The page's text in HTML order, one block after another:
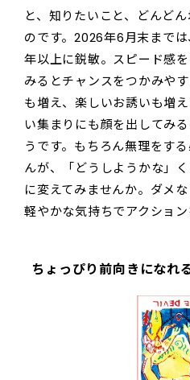
と、知りたいこと、どんど
のです。2026年6月末まで
年以上に鋭敏。スピード感
みるとチャンスをつかみや
も増え、楽しいお誘いも増
い集まりにも顔を出してみ
うです。もちろん無理をす
んが、「どうしようかな」
に変えてみませんか。ダメ
軽やかな気持ちでアクション
ちょっぴり前向きになれ